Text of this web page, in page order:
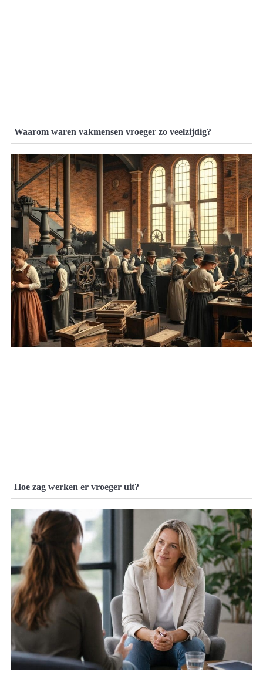
Waarom waren vakmensen vroeger zo veelzijdig?
Hoe zag werken er vroeger uit?